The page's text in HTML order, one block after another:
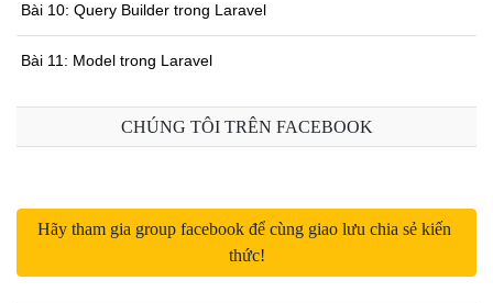
Bài 10: Query Builder trong Laravel
Bài 11: Model trong Laravel
Bài 12: Eloquent ORM trong Laravel
Bài 14: Collections trong Laravel
Bài 15: Schema Buider trong Laravel
CHÚNG TÔI TRÊN FACEBOOK
Hãy tham gia group facebook để cùng giao lưu chia sẻ kiến
thức!